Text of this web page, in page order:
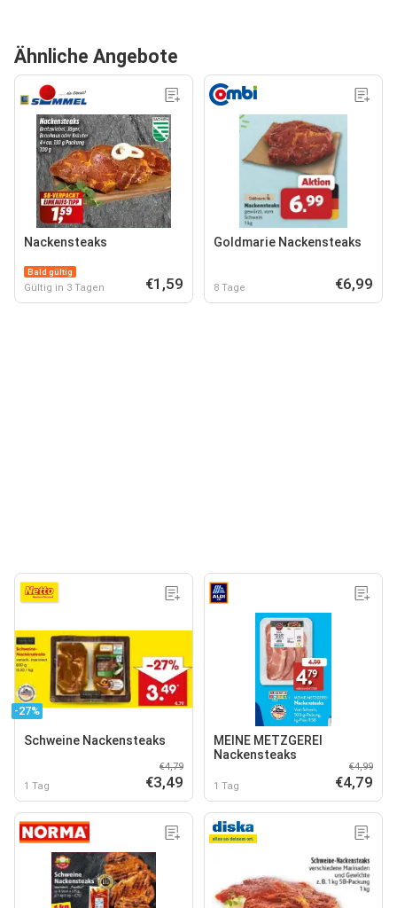
Ähnliche Angebote
Nackensteaks
Bald gültig
Gültig in 3 Tagen €1,59
Goldmarie Nackensteaks
8 Tage €6,99
-27%
Schweine Nackensteaks
1 Tag
€4,79
€3,49
MEINE METZGEREI
Nackensteaks
1 Tag
€4,99
€4,79